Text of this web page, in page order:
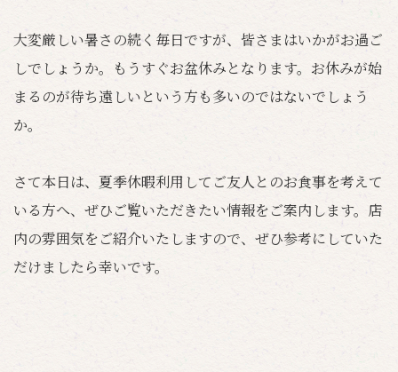
大変厳しい暑さの続く毎日ですが、皆さまはいかがお過ご
しでしょうか。もうすぐお盆休みとなります。お休みが始
まるのが待ち遠しいという方も多いのではないでしょう
か。
さて本日は、夏季休暇利用してご友人とのお食事を考えて
いる方へ、ぜひご覧いただきたい情報をご案内します。店
内の雰囲気をご紹介いたしますので、ぜひ参考にしていた
だけましたら幸いです。